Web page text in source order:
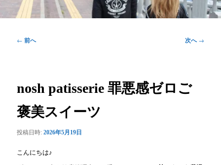
ツ
投
ー
ョ
← 前へ 次へ→
nosh patisserie 罪悪感ゼロご
褒美スイーツ
投稿日時:2026年5月19日
こんにちは♪